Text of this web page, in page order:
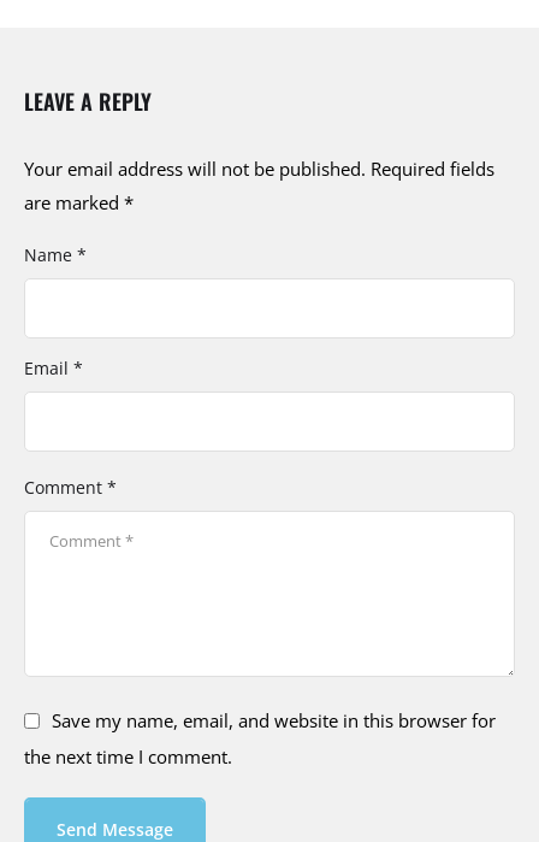
LEAVE A REPLY
Your email address will not be published. Required fields
are marked *
Comment *
Name *
Email *
Save my name, email, and website in this browser for
the next time I comment.
Send Message